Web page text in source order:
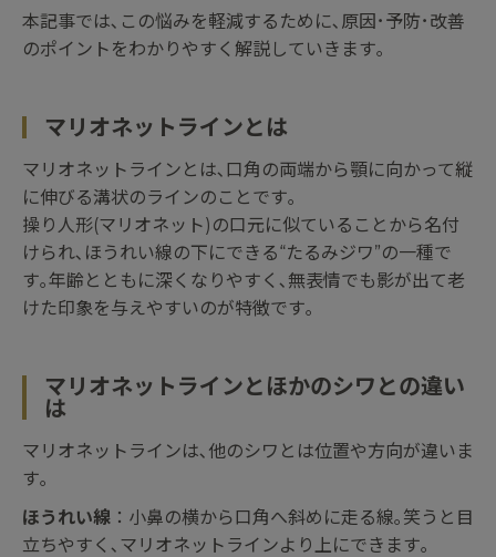
本記事では､この悩みを軽減するために､原因･予防･改善
のポイントをわかりやすく解説していきます｡
マリオネットラインとは
マリオネットラインとは､口角の両端から顎に向かって縦
に伸びる溝状のラインのことです｡
操り人形(マリオネット)の口元に似ていることから名付
けられ､ほうれい線の下にできる“たるみジワ”の一種で
す｡年齢とともに深くなりやすく､無表情でも影が出て老
けた印象を与えやすいのが特徴です｡
マリオネットラインとほかのシワとの違い
は
マリオネットラインは､他のシワとは位置や方向が違いま
す｡
ほうれい線 ：小鼻の横から口角へ斜めに走る線｡笑うと目
立ちやすく､マリオネットラインより上にできます｡